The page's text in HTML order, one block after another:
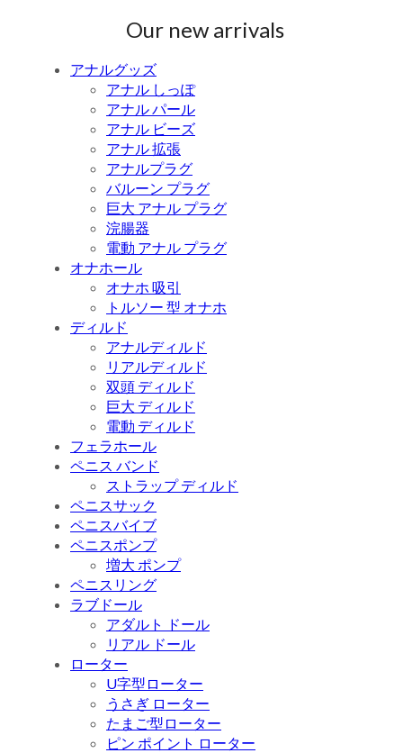
Our new arrivals
アナルグッズ
アナル しっぽ
アナル パール
アナル ビーズ
アナル 拡張
アナルプラグ
バルーン プラグ
巨大 アナル プラグ
浣腸器
電動 アナル プラグ
オナホール
オナホ 吸引
トルソー 型 オナホ
ディルド
アナルディルド
リアルディルド
双頭 ディルド
巨大 ディルド
電動 ディルド
フェラホール
ペニス バンド
ストラップ ディルド
ペニスサック
ペニスバイブ
ペニスポンプ
増大 ポンプ
ペニスリング
ラブドール
アダルト ドール
リアル ドール
ローター
U字型ローター
うさぎ ローター
たまご型ローター
ピン ポイント ローター